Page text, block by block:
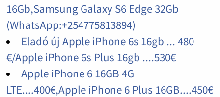
16Gb,Samsung Galaxy S6 Edge 32Gb
(WhatsApp:+254775813894)
Eladó új Apple iPhone 6s 16gb ... 480
€/Apple iPhone 6s Plus 16gb ....530€
Apple iPhone 6 16GB 4G
LTE....400€,Apple iPhone 6 Plus 16GB....450€